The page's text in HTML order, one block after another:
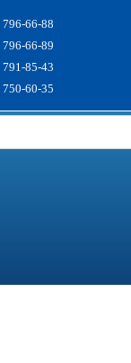
796-66-88
796-66-89
791-85-43
750-60-35